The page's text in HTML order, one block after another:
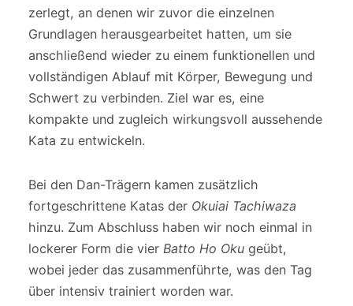
zerlegt, an denen wir zuvor die einzelnen
Grundlagen herausgearbeitet hatten, um sie
anschließend wieder zu einem funktionellen und
vollständigen Ablauf mit Körper, Bewegung und
Schwert zu verbinden. Ziel war es, eine
kompakte und zugleich wirkungsvoll aussehende
Kata zu entwickeln.
Bei den Dan-Trägern kamen zusätzlich
fortgeschrittene Katas der Okuiai Tachiwaza
hinzu. Zum Abschluss haben wir noch einmal in
lockerer Form die vier Batto Ho Okugeübt,
wobei jeder das zusammenführte, was den Tag
über intensiv trainiert worden war.